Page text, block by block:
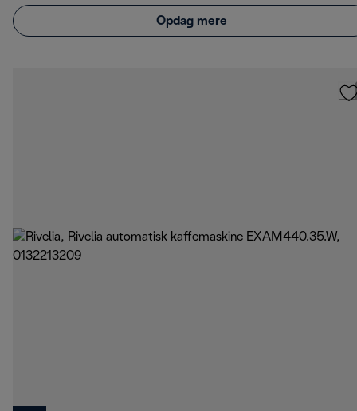
Opdag mere